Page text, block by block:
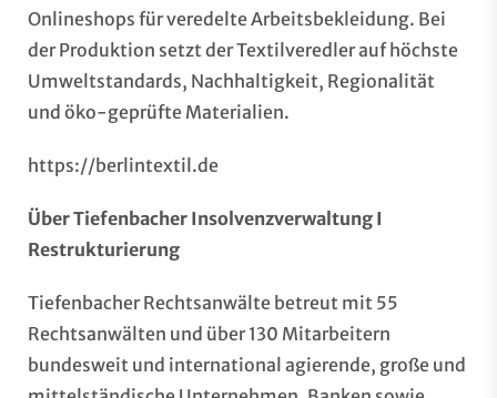
Onlineshops für veredelte Arbeitsbekleidung. Bei
der Produktion setzt der Textilveredler auf höchste
Umweltstandards, Nachhaltigkeit, Regionalität
und öko-geprüfte Materialien.
https://berlintextil.de
Über Tiefenbacher Insolvenzverwaltung I
Restrukturierung
Tiefenbacher Rechtsanwälte betreut mit 55
Rechtsanwälten und über 130 Mitarbeitern
bundesweit und international agierende, große und